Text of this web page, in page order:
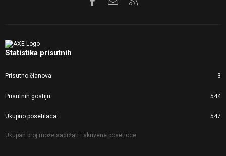
Statistika prisutnih
Prisutno članova 3
Prisutnih gostiju 544
Ukupno posetilaca 547
Ukupan broj može sadržati i skrivene posetioce.